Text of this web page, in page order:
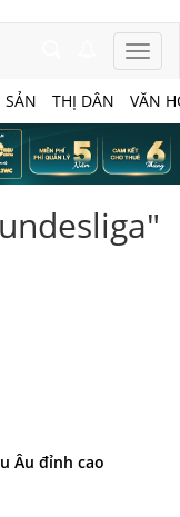
SẢN THỊ DÂN VĂN
Âu đỉnh cao